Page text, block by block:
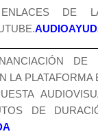
DE
DE
LA PLATAFORMA
DE